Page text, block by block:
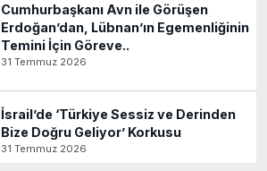
Cumhurbaşkanı Avn ile Görüşen
Erdoğan’dan, Lübnan’ın Egemenliğinin
Temini İçin Göreve..
31 Temmuz 2026
İsrail’de ‘Türkiye Sessiz ve Derinden
Bize Doğru Geliyor’ Korkusu
31 Temmuz 2026